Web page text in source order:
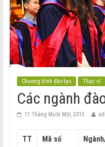
Chương trình đào tạo Thạc sĩ
Các ngành
11 Tháng Mười Một, 2015
TT Mã số